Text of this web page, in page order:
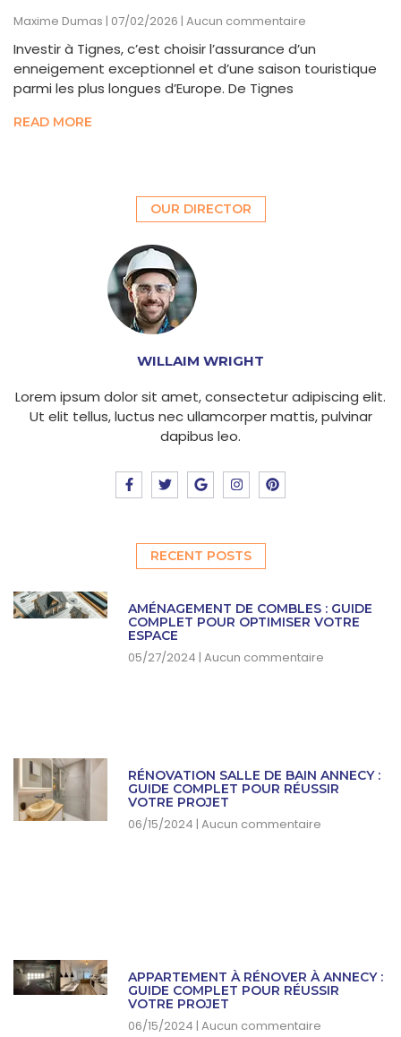
Maxime Dumas 07/02/2026 Aucun commentaire
Investir à Tignes, c’est choisir l’assurance d’un
enneigement exceptionnel et d’une saison touristique
parmi les plus longues d’Europe. De Tignes
READ MORE
OUR DIRECTOR
WILLAIM WRIGHT
Lorem ipsum dolor sit amet, consectetur adipiscing elit.
Ut elit tellus, luctus nec ullamcorper mattis, pulvinar
dapibus leo.
F
a
c
T
w
i
r
G
o
o
I
n
s
r
a
P
i
n
RECENT POSTS
AMÉNAGEMENT DE COMBLES : GUIDE
COMPLET POUR OPTIMISER VOTRE
ESPACE
05/27/2024 Aucun commentaire
RÉNOVATION SALLE DE BAIN ANNECY :
GUIDE COMPLET POUR RÉUSSIR
VOTRE PROJET
06/15/2024 Aucun commentaire
APPARTEMENT À RÉNOVER À ANNECY :
GUIDE COMPLET POUR RÉUSSIR
VOTRE PROJET
06/15/2024 Aucun commentaire